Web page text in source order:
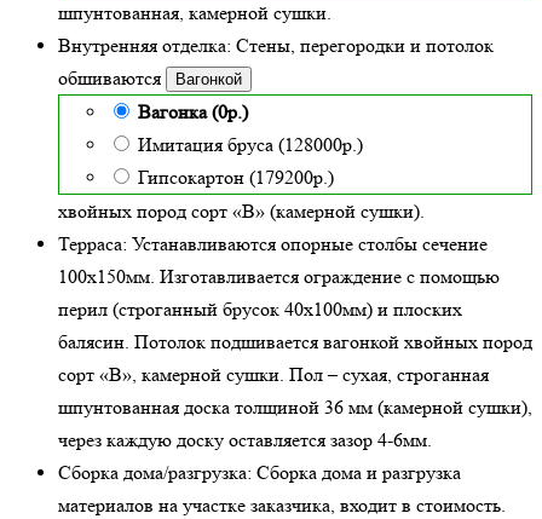
шпунтованная, камерной сушки.
Внутренняя отделка: Стены, перегородки и потолок
обшиваются
Вагонкой
Вагонка (0р.)
Имитация бруса (128000р.)
Гипсокартон (179200р.)
хвойных пород сорт «В» (камерной сушки).
Терраса: Устанавливаются опорные столбы сечение
100х150мм. Изготавливается ограждение с помощью
перил (строганный брусок 40х100мм) и плоских
балясин. Потолок подшивается вагонкой хвойных пород
сорт «В», камерной сушки. Пол – сухая, строганная
шпунтованная доска толщиной 36 мм (камерной сушки),
через каждую доску оставляется зазор 4-6мм.
Сборка дома/разгрузка: Сборка дома и разгрузка
материалов на участке заказчика, входит в стоимость.